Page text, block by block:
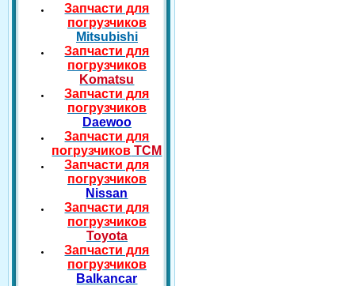
Запчасти для
погрузчиков
Mitsubishi
Запчасти для
погрузчиков
Komatsu
Запчасти для
погрузчиков
Daewoo
Запчасти для
погрузчиков TCM
Запчасти для
погрузчиков
Nissan
Запчасти для
погрузчиков
Toyota
Запчасти для
погрузчиков
Balkancar